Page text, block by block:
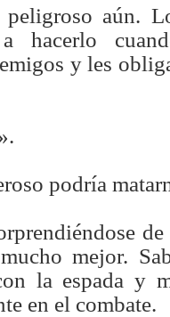
peligroso aún.
a hacerlo
y les
podría
mejor.
la espada y
en el combate.